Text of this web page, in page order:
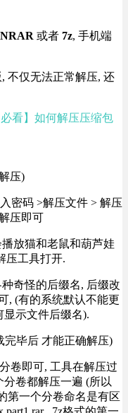
或者 7z, 手机端
不仅无法正常解压, 还
看】如何解压压缩包
压)
密码 >解压文件 > 解压
压即可
放猫和老鼠和葫芦娃
压工具打开.
奇怪的后缀名, 后缀改
, (有的系统默认不能更
示文件后缀名).
完毕后 才能正确解压)
卷即可, 工具在解压过
卷都解压一遍 (所以
第一个分卷命名是有区